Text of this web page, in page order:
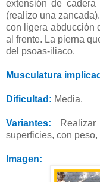
extensión de
(realizo una
con ligera abducción
al frente. La pierna
del psoas-iliaco.
Musculatura
Dificultad: Media.
Variantes:
superficies, con
Imagen: